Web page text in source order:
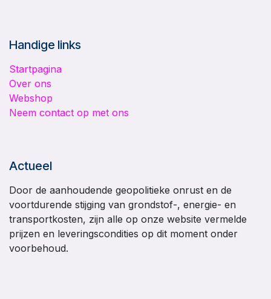
Handige links
Startpagina
Over ons
Webshop
Neem contact op met ons
Actueel
Door de aanhoudende geopolitieke onrust en de
voortdurende stijging van grondstof-, energie- en
transportkosten, zijn alle op onze website vermelde
prijzen en leveringscondities op dit moment onder
voorbehoud.